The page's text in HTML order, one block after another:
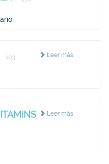
Leer más
103
Leer más